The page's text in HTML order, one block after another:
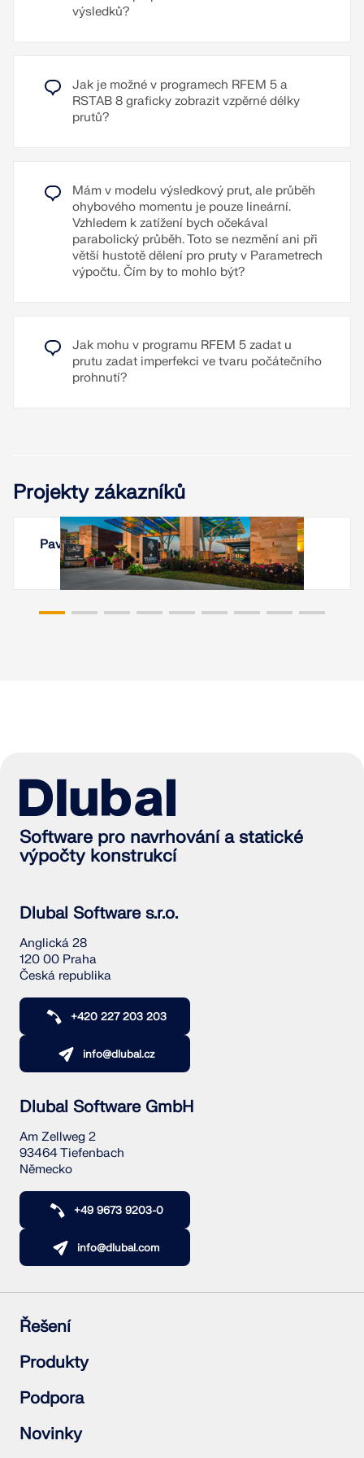
francouzštině, španělštině, italštině, češtině,
Další texty je možné importovat jako soubory RTF.
Lze nastavit i číslování stránek, aby bylo možné
Přečíst si více
výsledků?
Jak je možné v programech RFEM 5 a
RSTAB 8 graficky zobrazit vzpěrné délky
prutů?
Mám v modelu výsledkový prut, ale průběh
ohybového momentu je pouze lineární.
Vzhledem k zatížení bych očekával
parabolický průběh. Toto se nezmění ani při
větší hustotě dělení pro pruty v Parametrech
výpočtu. Čím by to mohlo být?
Jak mohu v programu RFEM 5 zadat u
prutu zadat imperfekci ve tvaru počátečního
prohnutí?
Projekty zákazníků
Pavilon Summit Park, Ohio, USA
Software pro navrhování a statické
výpočty konstrukcí
Dlubal Software s.r.o.
Anglická 28
120 00 Praha
Česká republika
+420 227 203 203
info@dlubal.cz
Dlubal Software GmbH
Am Zellweg 2
93464 Tiefenbach
Německo
+49 9673 9203-0
info@dlubal.com
Řešení
Železobetonové konstrukce
Ocelové konstrukce
Dřevěné konstrukce
Ocelové přípoje
Produkty
RFEM 6
RSTAB 9
RSECTION 1
RWIND 3
Podpora
Často kladené dotazy (FAQ)
Položit individuální dotaz
Novinky